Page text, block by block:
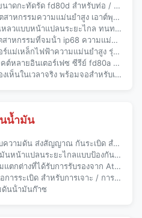
หรับท่อ / ชุดปั๊ม / ระบบเมมเบรนในอุตสาหกรรมบำบัดน้ำ
ความแม่นยำสูง เอาต์พุต 4ma - 20ma DC
ยะไกล ทนทานต่อการกัดกร่อนและความหนืด fd3051ld
หกรรมที่จมน้ํา ip68 ความแม่นยําสูง
ำสูง รุ่น fdl90 สำหรับของเหลวมีสื่อนำไฟฟ้าในอุตสาหกรรมน้ำ
ซ ซีรีย์ fd80a ที่แม่นยํา สําหรับการจัดส่งน้ําระดับสอง
ลาจริง พร้อมจอสําหรับเก็บสารเคมี / ถังน้ํา
น้ำมัน
กันระเบิด สําหรับถัง เรือในอุตสาหกรรมน้ํามันและก๊าซ
ลแบบป้องกันการระเบิดสำหรับพื้นที่เสี่ยงสูงปิโตรเคมี
รรับรองจาก Atex 4ma-20madc สําหรับพื้นที่อันตราย
การเจาะ / การเก็บน้ํามันและก๊าซในอุตสาหกรรมน้ํามัน
ดันน้ํามันก๊าซ